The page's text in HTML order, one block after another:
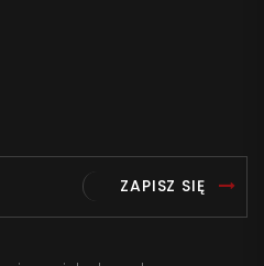
ZAPISZ SIĘ